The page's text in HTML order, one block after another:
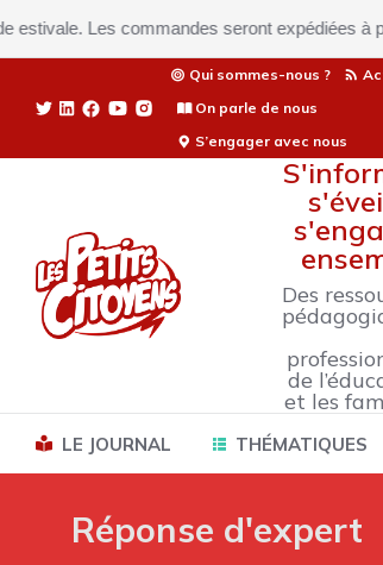
commandes seront expédiées à partir du24
Qui sommes-nous ?
On parle de nous
S’engager avec nous
Des
de
et les
LE JOURNAL THÉMATIQUES
Réponse d'expert